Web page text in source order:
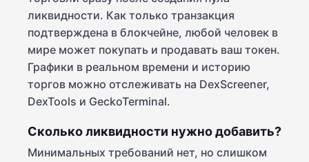
ликвидности. Как только транзакция
подтверждена в блокчейне, любой человек в
мире может покупать и продавать ваш токен.
Графики в реальном времени и историю
торгов можно отслеживать на DexScreener,
DexTools и GeckoTerminal.
Сколько ликвидности нужно добавить?
Минимальных требований нет, но слишком